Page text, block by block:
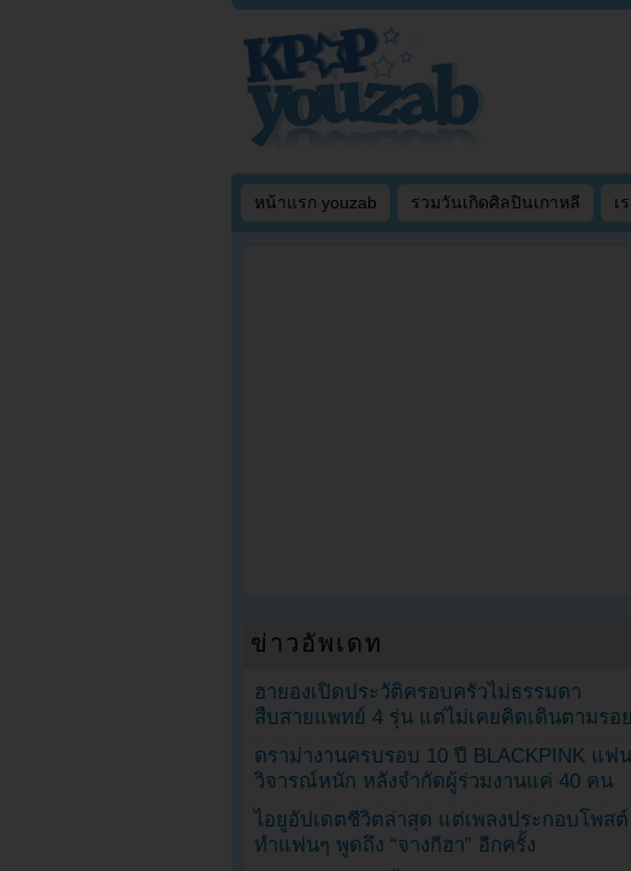
หน้าแรก youzab รวมวันเกิดศิลปินเกาหลี เ
ข่าวอัพเดท
ฮายองเปิดประวัติครอบครัวไม่ธรรมดา
สืบสายแพทย์ 4 รุ่น แต่ไม่เคยคิดเดินตามรอย
ดราม่างานครบรอบ 10 ปี BLACKPINK แฟน
วิจารณ์หนัก หลังจำกัดผู้ร่วมงานแค่ 40 คน
ไอยูอัปเดตชีวิตล่าสุด แต่เพลงประกอบโพสต์
ทำแฟนๆ พูดถึง “จางกีฮา” อีกครั้ง